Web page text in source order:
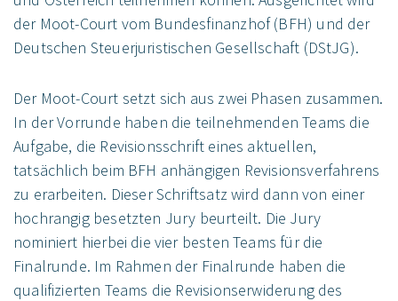
der Moot-Court vom Bundesfinanzhof (BFH) und der
Deutschen Steuerjuristischen Gesellschaft (DStJG).
Der Moot-Court setzt sich aus zwei Phasen zusammen.
In der Vorrunde haben die teilnehmenden Teams die
Aufgabe, die Revisionsschrift eines aktuellen,
tatsächlich beim BFH anhängigen Revisionsverfahrens
zu erarbeiten. Dieser Schriftsatz wird dann von einer
hochrangig besetzten Jury beurteilt. Die Jury
nominiert hierbei die vier besten Teams für die
Finalrunde. Im Rahmen der Finalrunde haben die
qualifizierten Teams die Revisionserwiderung des